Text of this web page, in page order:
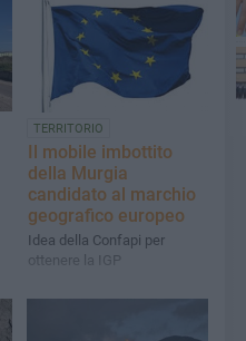
TERRITORIO
Il mobile imbottito
della Murgia
candidato al marchio
geografico europeo
Idea della Confapi per
ottenere la IGP